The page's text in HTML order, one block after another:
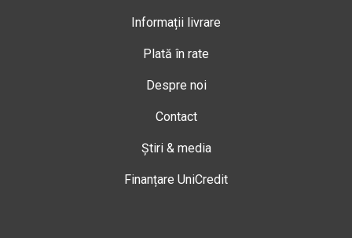
Informații livrare
Plată în rate
Despre noi
Contact
Știri & media
Finanțare UniCredit